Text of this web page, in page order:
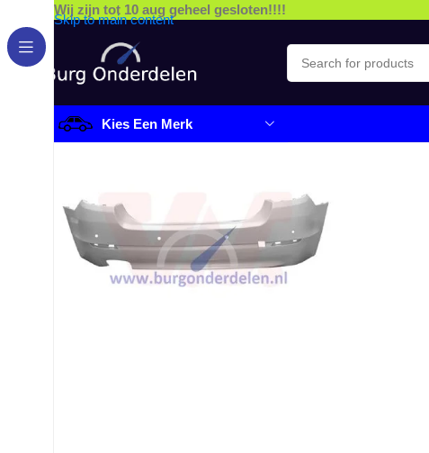
Skip to main content
Wij zijn tot 10 aug geheel gesloten!!!!
Kies Een Merk